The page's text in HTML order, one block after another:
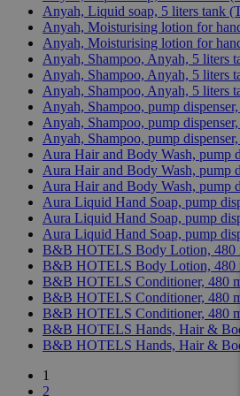
Anyah, Liquid soap, 5 liters tank
Anyah, Moisturising lotion for
Anyah, Moisturising lotion for
Anyah, Shampoo, Anyah, 5 liters
Anyah, Shampoo, Anyah, 5 liters
Anyah, Shampoo, Anyah, 5 liters
Anyah, Shampoo, pump
Anyah, Shampoo, pump
Anyah, Shampoo, pump
Aura Hair and Body Wash, pump
Aura Hair and Body Wash, pump
Aura Hair and Body Wash, pump
Aura Liquid Hand Soap, pump
Aura Liquid Hand Soap, pump
Aura Liquid Hand Soap, pump
B&B HOTELS Body Lotion, 480
B&B HOTELS Body Lotion, 480
B&B HOTELS Conditioner, 480
B&B HOTELS Conditioner, 480
B&B HOTELS Conditioner, 480
B&B HOTELS Hands, Hair &
B&B HOTELS Hands, Hair &
1
2